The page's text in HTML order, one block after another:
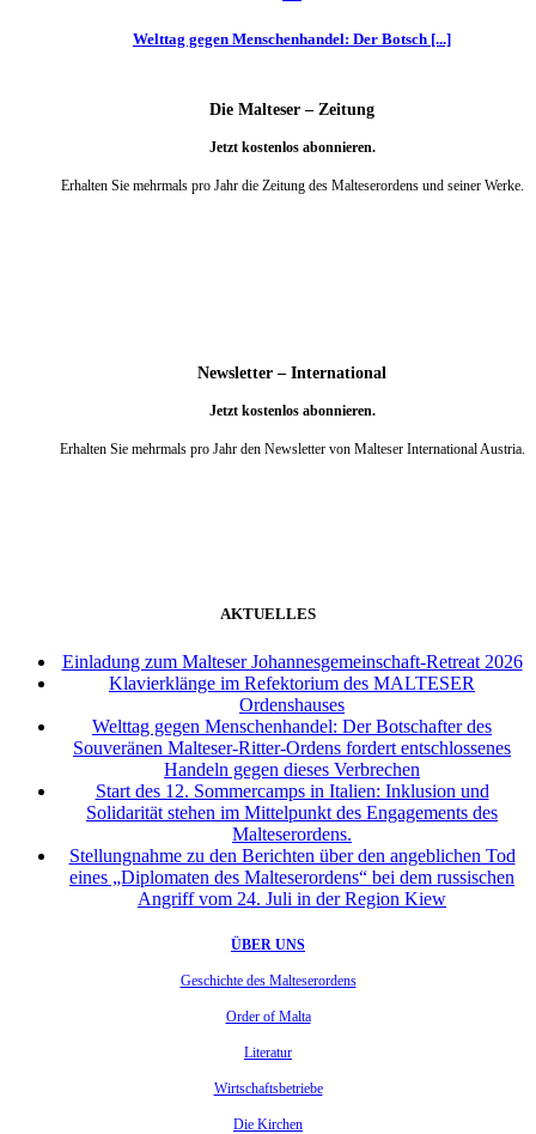
Welttag gegen Menschenhandel: Der Botsch [...]
Die Malteser – Zeitung
Jetzt kostenlos abonnieren.
Erhalten Sie mehrmals pro Jahr die Zeitung des Malteserordens und seiner Werke.
Newsletter – International
Jetzt kostenlos abonnieren.
Erhalten Sie mehrmals pro Jahr den Newsletter von Malteser International Austria.
AKTUELLES
Einladung zum Malteser Johannesgemeinschaft-Retreat 2026
Klavierklänge im Refektorium des MALTESER
Ordenshauses
Welttag gegen Menschenhandel: Der Botschafter des
Souveränen Malteser-Ritter-Ordens fordert entschlossenes
Handeln gegen dieses Verbrechen
Start des 12. Sommercamps in Italien: Inklusion und
Solidarität stehen im Mittelpunkt des Engagements des
Malteserordens.
Stellungnahme zu den Berichten über den angeblichen Tod
eines „Diplomaten des Malteserordens“ bei dem russischen
Angriff vom 24. Juli in der Region Kiew
ÜBER UNS
Geschichte des Malteserordens
Order of Malta
Literatur
Wirtschaftsbetriebe
Die Kirchen